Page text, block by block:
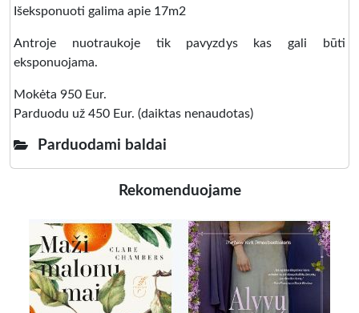
Išeksponuoti galima apie 17m2
Antroje nuotraukoje tik pavyzdys kas gali būti
eksponuojama.
Mokėta 950 Eur.
Parduodu už 450 Eur. (daiktas nenaudotas)
Parduodami baldai
Rekomenduojame